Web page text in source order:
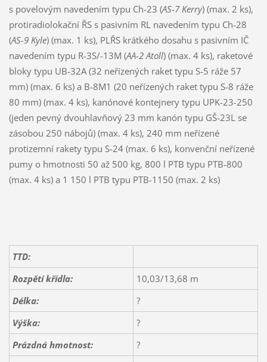
s povelovým navedením typu Ch-23 (AS-7 Kerry) (max. 2 ks),
protiradiolokační ŘS s pasivním RL navedením typu Ch-28
(AS-9 Kyle) (max. 1 ks), PLŘS krátkého dosahu s pasivním IČ
navedením typu R-3S/-13M (AA-2 Atoll) (max. 4 ks), raketové
bloky typu UB-32A (32 neřízených raket typu S-5 ráže 57
mm) (max. 6 ks) a B-8M1 (20 neřízených raket typu S-8 ráže
80 mm) (max. 4 ks), kanónové kontejnery typu UPK-23-250
(jeden pevný dvouhlavňový 23 mm kanón typu GŠ-23L se
zásobou 250 nábojů) (max. 4 ks), 240 mm neřízené
protizemní rakety typu S-24 (max. 6 ks), konvenční neřízené
pumy o hmotnosti 50 až 500 kg, 800 l PTB typu PTB-800
(max. 4 ks) a 1 150 l PTB typu PTB-1150 (max. 2 ks)
TTD:
Rozpětí křídla:
10,03/13,68 m
Délka:
?
Výška:
?
Prázdná hmotnost:
?